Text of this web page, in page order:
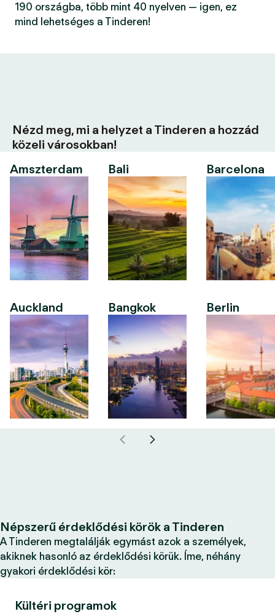
190 országba, több mint 40 nyelven — igen, ez
mind lehetséges a Tinderen!
Nézd meg, mi a helyzet a Tinderen a hozzád
közeli városokban!
Amszterdam
Auckland
Bali
Bangkok
Barcelona
Berlin
Népszerű érdeklődési körök a Tinderen
A Tinderen megtalálják egymást azok a személyek,
akiknek hasonló az érdeklődési körük. Íme, néhány
gyakori érdeklődési kör:
Kültéri programok